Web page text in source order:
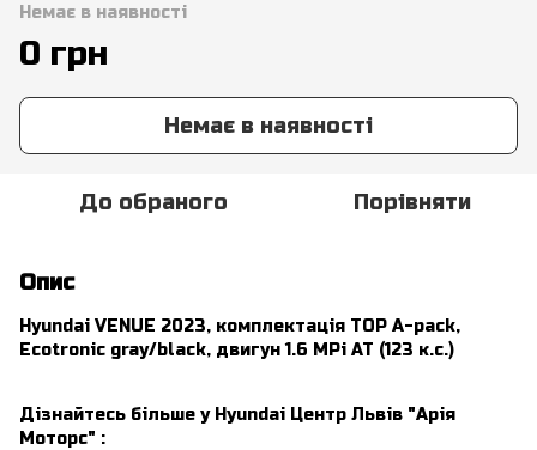
Немає в наявності
0 грн
Немає в наявності
До обраного Порівняти
Опис
Hyundai VENUE 2023, комплектація TOP A-pack,
Ecotronic gray/black, двигун 1.6 MPi AT (123 к.с.)
Дізнайтесь більше у Hyundai Центр Львів "Арія
Моторс" :